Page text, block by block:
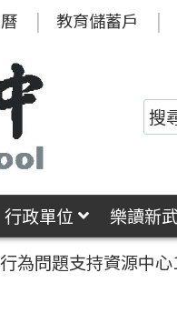
教育儲蓄戶
行政單位 樂讀新
為問題支持資源中